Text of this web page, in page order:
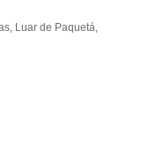
Luar de Paquetá,